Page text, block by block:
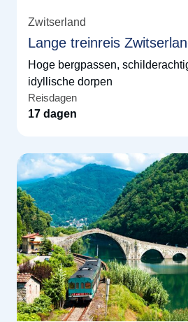
Zwitserland
Lange treinreis
Hoge bergpassen,
idyllische dorpen
Reisdagen
17 dagen